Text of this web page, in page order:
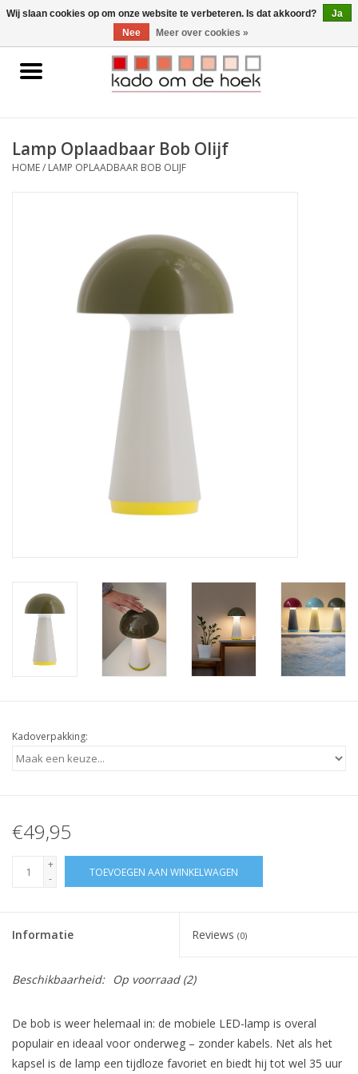
0 Artikelen - €0,00
Home
Gadgets
Lamp Oplaadbaar Bob Olijf
HOME/ LAMP OPLAADBAAR BOB OLIJF
Kadoverpakking:
€49,95
+
-
TOEVOEGEN AAN WINKELWAGEN
Informatie Reviews (0)
Beschikbaarheid: Op voorraad(2)
De bob is weer helemaal in: de mobiele LED-lamp is overal
populair en ideaal voor onderweg – zonder kabels. Net als het
kapsel is de lamp een tijdloze favoriet en biedt hij tot wel 35 uur
Wij slaan cookies op om onze website te verbeteren. Is dat akkoord?
Ja
Nee
Meer over cookies »